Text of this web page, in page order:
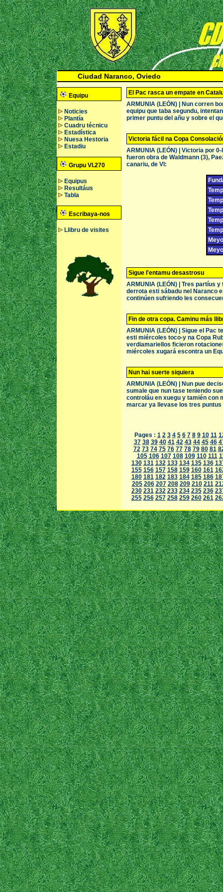
Ciudad Naranco, Oviedo
Equipu
Noticies
Plantía
Cuadru técnicu
Estadística
Nuesa Hestoria
Estadiu
Grupu VI.270
Equipus
Resultáus
Tabla
Escribaya-nos
Llibru de visites
El Pac rasca un empate en
ARMUNIA (LEÓN) | Nun corren
equipu que taba segundu,
primer puntu del añu y sobre el
Victoria fácil na Copa
ARMUNIA (LEÓN) | Victoria por
fueron obra de Waldmann (3),
canariu, de VI:
Sigue l'entamu desastrosu
ARMUNIA (LEÓN) | Tres partíus
derrota esti sábadu nel Naranco
continúen sufriendo les
Fin de otra copa. Caminu más
ARMUNIA (LEÓN) | Sigue el Pac
esti miércoles toco-y na Copa
verdiamariellos ficieron
miércoles xugará escontra un
Nun hai suerte siquiera
ARMUNIA (LEÓN) | Nun pue
sumale que nun tase teniendo
controláu en xuegu y tamién con
marcar ya llevase los tres puntus
Pages : 1 2 3 4 5 6 7 8 9 10 11
37 38 39 40 41 42 43 44 45 46
72 73 74 75 76 77 78 79 80 81
105 106 107 108 109 110 111
130 131 132 133 134 135 136
155 156 157 158 159 160 161
180 181 182 183 184 185 186
205 206 207 208 209 210 211
230 231 232 233 234 235 236
255 256 257 258 259 260 261